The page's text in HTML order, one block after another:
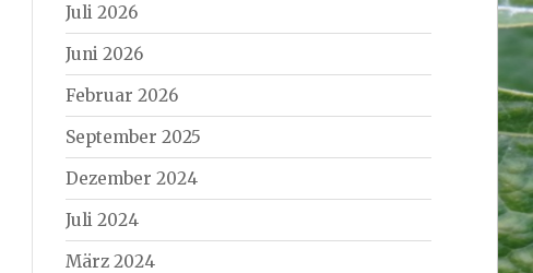
Juli 2026
Juni 2026
Februar 2026
September 2025
Dezember 2024
Juli 2024
März 2024